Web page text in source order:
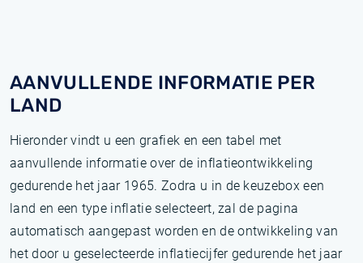
AANVULLENDE INFORMATIE PER
LAND
Hieronder vindt u een grafiek en een tabel met
aanvullende informatie over de inflatieontwikkeling
gedurende het jaar 1965. Zodra u in de keuzebox een
land en een type inflatie selecteert, zal de pagina
automatisch aangepast worden en de ontwikkeling van
het door u geselecteerde inflatiecijfer gedurende het jaar